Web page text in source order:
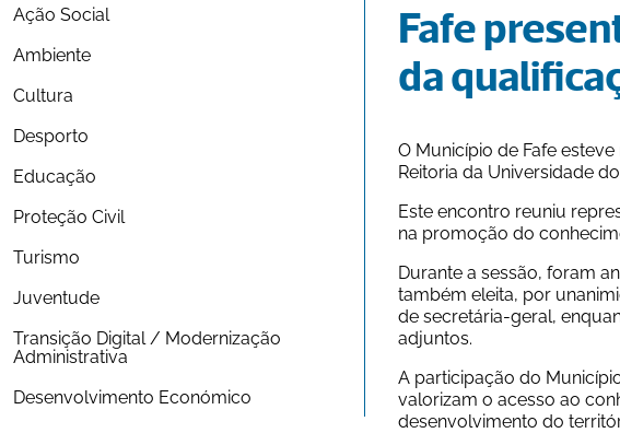
Ação Social
Ambiente
Cultura
Desporto
Educação
Proteção Civil
Turismo
Juventude
Transição Digital / Modernização
Administrativa
Desenvolvimento Económico
Fafe
da
O Município de Fafe
Reitoria da Universidade
Este encontro reuniu
na promoção do
Durante a sessão, foram
também eleita, por
de secretária-geral,
adjuntos.
A participação do
valorizam o acesso ao
desenvolvimento do